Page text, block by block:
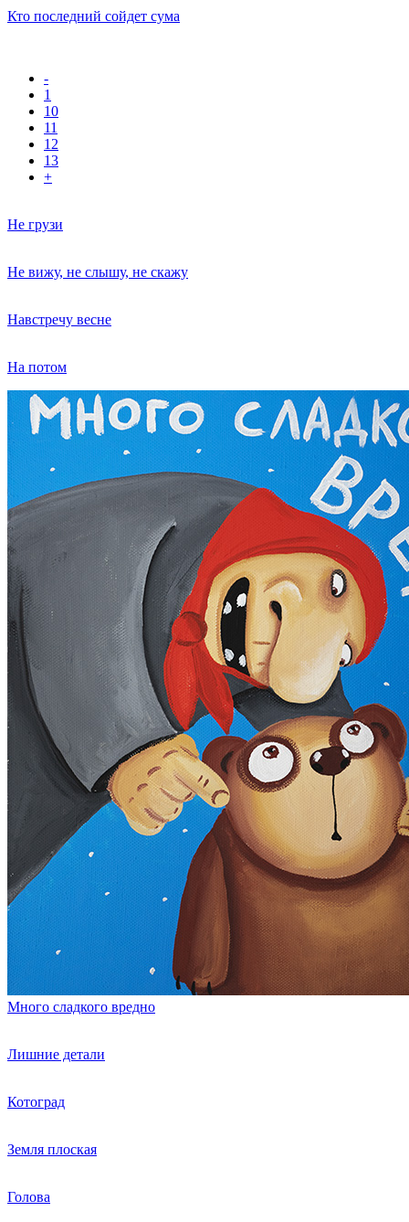
Кто последний сойдет сума
-
1
10
11
12
13
+
Не грузи
Не вижу, не слышу, не скажу
Навстречу весне
На потом
Много сладкого вредно
Лишние детали
Котоград
Земля плоская
Голова